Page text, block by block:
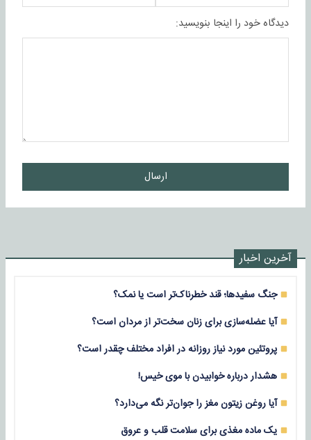
دیدگاه خود را اینجا بنویسید:
ارسال
آخرین اخبار
جنگ سفیدها؛ قند خطرناک‌تر است یا نمک؟
آیا عضله‌سازی برای زنان سخت‌تر از مردان است؟
پروتئین مورد نیاز روزانه در افراد مختلف چقدر است؟
هشدار درباره خوابیدن با موی خیس!
آیا روغن زیتون مغز را جوان‌تر نگه می‌دارد؟
یک ماده مغذی برای سلامت قلب و عروق